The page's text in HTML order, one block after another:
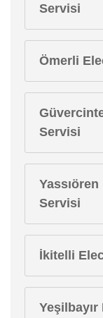
Servisi
Ömerli
Servisi
Servisi
İkitelli